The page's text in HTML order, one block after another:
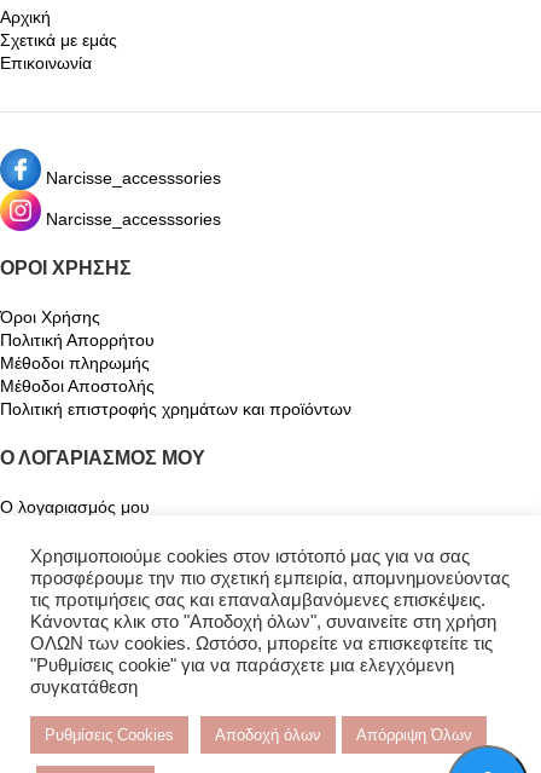
Αρχική
Σχετικά με εμάς
Επικοινωνία
Narcisse_accesssories
Narcisse_accesssories
ΌΡΟΙ ΧΡΉΣΗΣ
Όροι Χρήσης
Πολιτική Απορρήτου
Μέθοδοι πληρωμής
Μέθοδοι Αποστολής
Πολιτική επιστροφής χρημάτων και προϊόντων
Ο ΛΟΓΑΡΙΑΣΜΌΣ ΜΟΥ
Ο λογαριασμός μου
Αγαπημένα
Παρακολούθηση Παραγγελίας
Narcisse Αccessories
2021 All rights reserved | Κατασκευή
Χρησιμοποιούμε cookies στον ιστότοπό μας για να σας
προσφέρουμε την πιο σχετική εμπειρία, απομνημονεύοντας
τις προτιμήσεις σας και επαναλαμβανόμενες επισκέψεις.
Κάνοντας κλικ στο "Αποδοχή όλων", συναινείτε στη χρήση
ΟΛΩΝ των cookies. Ωστόσο, μπορείτε να επισκεφτείτε τις
"Ρυθμίσεις cookie" για να παράσχετε μια ελεγχόμενη
συγκατάθεση
Ρυθμίσεις Cookies Αποδοχή όλων Απόρριψη Όλων